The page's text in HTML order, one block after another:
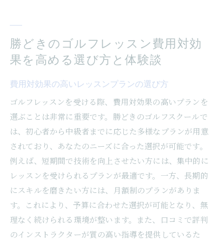
勝どきのゴルフレッスン費用対効
果を高める選び方と体験談
費用対効果の高いレッスンプランの選び方
ゴルフレッスンを受ける際、費用対効果の高いプランを
選ぶことは非常に重要です。勝どきのゴルフスクールで
は、初心者から中級者までに応じた多様なプランが用意
されており、あなたのニーズに合った選択が可能です。
例えば、短期間で技術を向上させたい方には、集中的に
レッスンを受けられるプランが最適です。一方、長期的
にスキルを磨きたい方には、月額制のプランがありま
す。これにより、予算に合わせた選択が可能となり、無
理なく続けられる環境が整います。また、口コミで評判
のインストラクターが質の高い指導を提供しているた